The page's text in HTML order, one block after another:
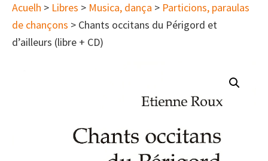
Acuelh > Libres > Musica, dança > Particions, paraulas
de chançons > Chants occitans du Périgord et
d’ailleurs (libre + CD)